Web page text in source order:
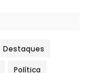
Destaques
Política